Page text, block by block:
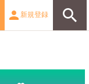
新規登録